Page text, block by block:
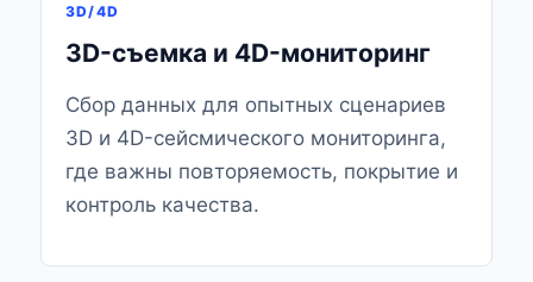
3D/4D
3D-съемка и 4D-мониторинг
Сбор данных для опытных сценариев
3D и 4D-сейсмического мониторинга,
где важны повторяемость, покрытие и
контроль качества.